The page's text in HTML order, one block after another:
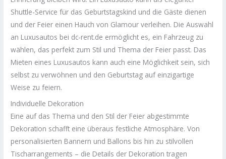
Shuttle-Service für das Geburtstagskind und die Gäste dienen
und der Feier einen Hauch von Glamour verleihen. Die Auswahl
an Luxusautos bei dc-rent.de ermöglicht es, ein Fahrzeug zu
wählen, das perfekt zum Stil und Thema der Feier passt. Das
Mieten eines Luxusautos kann auch eine Möglichkeit sein, sich
selbst zu verwöhnen und den Geburtstag auf einzigartige
Weise zu feiern.
Individuelle Dekoration
Eine auf das Thema und den Stil der Feier abgestimmte
Dekoration schafft eine überaus festliche Atmosphäre. Von
personalisierten Bannern und Ballons bis hin zu stilvollen
Tischarrangements – die Details der Dekoration tragen